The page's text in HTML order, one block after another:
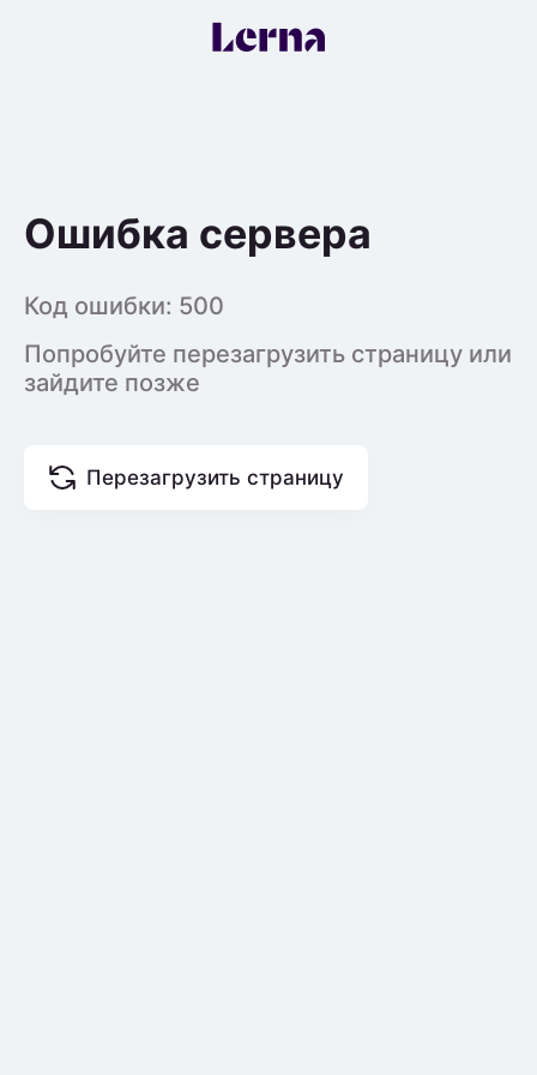
Ошибка сервера
Код ошибки: 500
Попробуйте перезагрузить страницу или
зайдите позже
Перезагрузить страницу